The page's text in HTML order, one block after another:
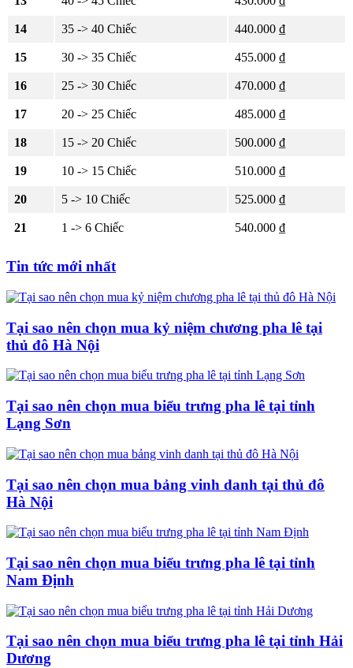
14 35 -> 40 Chiếc 440.000 ₫
15 30 -> 35 Chiếc 455.000 ₫
16 25 -> 30 Chiếc 470.000 ₫
17 20 -> 25 Chiếc 485.000 ₫
18 15 -> 20 Chiếc 500.000 ₫
19 10 -> 15 Chiếc 510.000 ₫
20 5 -> 10 Chiếc 525.000 ₫
21 1 -> 6 Chiếc 540.000 ₫
Tin tức mới nhất
Tại sao nên chọn mua kỷ niệm chương pha lê tại
thủ đô Hà Nội
Tại sao nên chọn mua biểu trưng pha lê tại tỉnh
Lạng Sơn
Tại sao nên chọn mua bảng vinh danh tại thủ đô
Hà Nội
Tại sao nên chọn mua biểu trưng pha lê tại tỉnh
Nam Định
Tại sao nên chọn mua biểu trưng pha lê tại tỉnh Hải
Dương